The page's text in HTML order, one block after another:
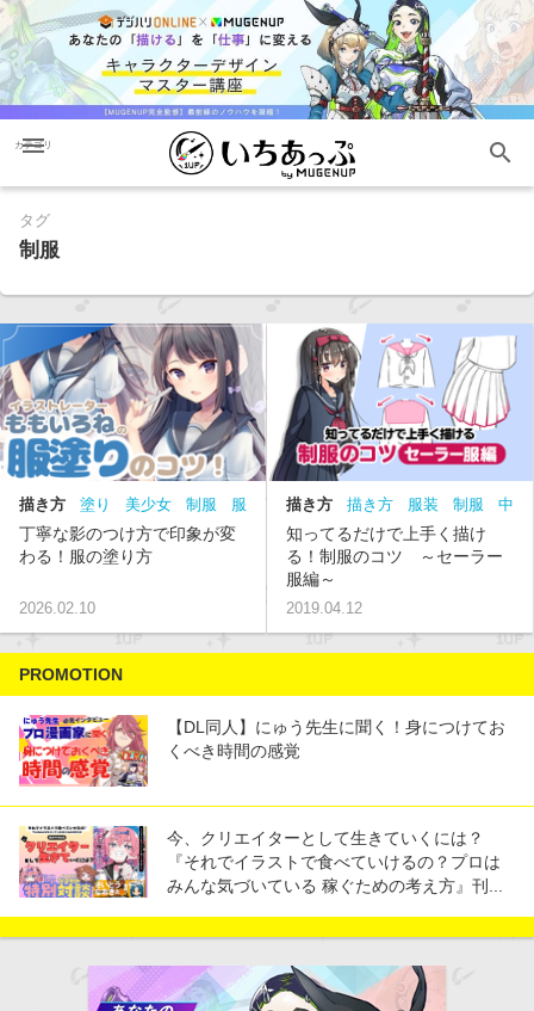
menu
カテゴリ search
タグ
制服
描き方 塗り 美少女 制服
服
塗り
丁寧な影のつけ方で印象が変
わる！服の塗り方
2026.02.10
描き方 描き方 服装 制服
中
級
知ってるだけで上手く描け
る！制服のコツ ～セーラー
服編～
2019.04.12
PROMOTION
【DL同人】にゅう先生に聞く！身につけてお
くべき時間の感覚
今、クリエイターとして生きていくには？
『それでイラストで食べていけるの？プロは
みんな気づいている 稼ぐための考え方』刊...